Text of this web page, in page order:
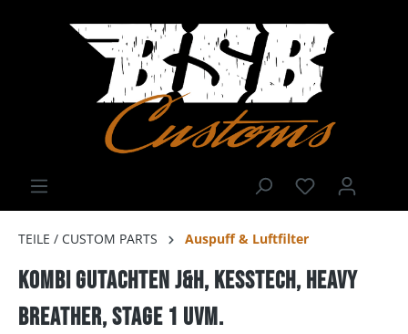
TEILE / CUSTOM PARTS Auspuff & Luftfilter
Kombi Gutachten J&H, Kesstech, Heavy
Breather, Stage 1 uvm.